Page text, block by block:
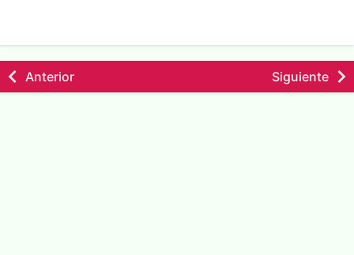
Anterior Siguiente